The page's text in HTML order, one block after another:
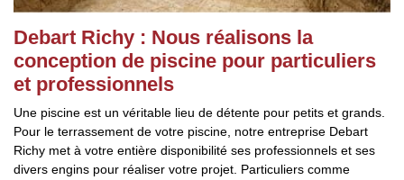
Debart Richy : Nous réalisons la
conception de piscine pour particuliers
et professionnels
Une piscine est un véritable lieu de détente pour petits et grands.
Pour le terrassement de votre piscine, notre entreprise Debart
Richy met à votre entière disponibilité ses professionnels et ses
divers engins pour réaliser votre projet. Particuliers comme